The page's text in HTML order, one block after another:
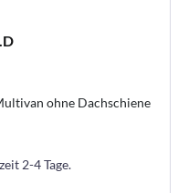
ohne Dachschiene
2-4 Tage.